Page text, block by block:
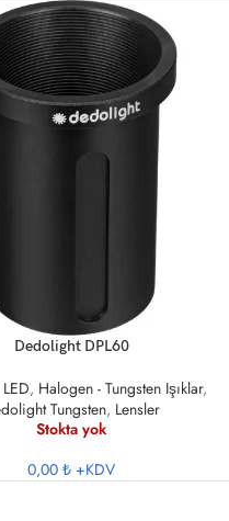
Dedolight DPL60
, Halogen - Tungsten Işıklar,
Tungsten, Lensler
Stokta yok
0,00 ₺ +KDV